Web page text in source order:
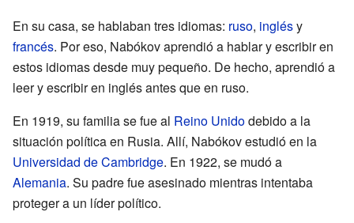
En su casa, se hablaban tres idiomas: ruso, inglésy
francés. Por eso, Nabókov aprendió a hablar y escribir en
estos idiomas desde muy pequeño. De hecho, aprendió a
leer y escribir en inglés antes que en ruso.
En 1919, su familia se fue al Reino Unidodebido a la
situación política en Rusia. Allí, Nabókov estudió en la
Universidad de Cambridge. En 1922, se mudó a
Alemania. Su padre fue asesinado mientras intentaba
proteger a un líder político.